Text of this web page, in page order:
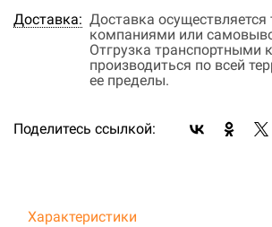
Доставка: Доставка
компаниями или
Отгрузка транспортными
производиться по всей
ее пределы.
Поделитесь ссылкой:
Характеристики